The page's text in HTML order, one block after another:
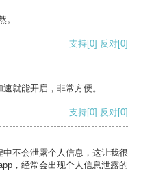
。
支持[0] 反对[0]
就能开启，非常方便。
支持[0] 反对[0]
不会泄露个人信息，这让我很
，经常会出现个人信息泄露的